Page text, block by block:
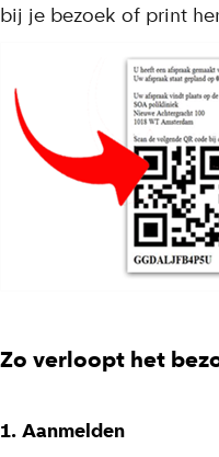
bij je bezoek of print
Zo verloopt het
1. Aanmelden